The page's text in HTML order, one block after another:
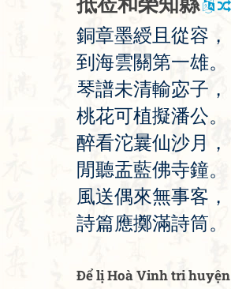
銅章墨綬 且 從容 ，
到 海雲關第一雄。
琴譜未清輸宓子 ，
桃花可植擬潘公。
醉看沱曩仙沙月
，
閒聽盂藍佛寺鐘。
風送偶來無事客 ，
詩篇應擲滿詩筒。
Để lị Hoà Vinh tri huyện